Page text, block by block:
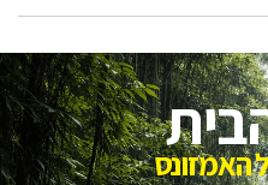
האמזונס